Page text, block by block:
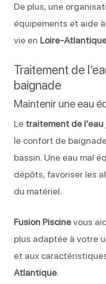
De plus, une
équipements et aide
vie en Loire-
Traitement de
baignade
Maintenir une eau
Le traitement de l’eau
le confort de
bassin. Une eau mal
dépôts, favoriser les
du matériel.
Fusion Piscinevous
plus adaptée à votre
et aux
Atlantique.